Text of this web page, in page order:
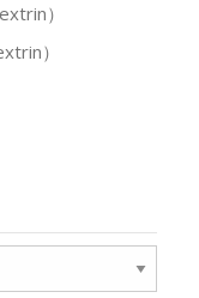
）
）